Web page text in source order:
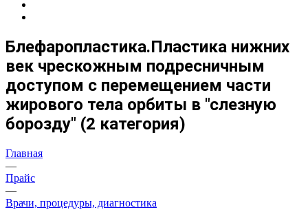
Блефаропластика.Пластика нижних
век чрескожным подресничным
доступом с перемещением части
жирового тела орбиты в "слезную
борозду" (2 категория)
Главная
—
Прайс
—
Врачи, процедуры, диагностика